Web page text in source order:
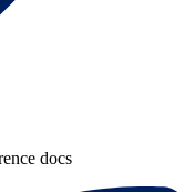
docs